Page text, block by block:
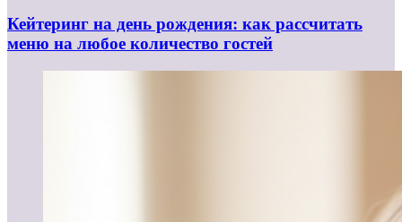
Кейтеринг на день рождения: как рассчитать
меню на любое количество гостей